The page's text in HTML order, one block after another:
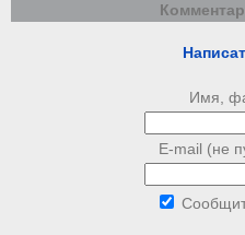
Имя,
E-mail (не